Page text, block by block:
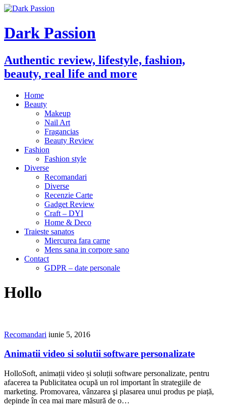
Dark Passion
Authentic review, lifestyle, fashion,
beauty, real life and more
Home
Beauty
Makeup
Nail Art
Fragancias
Beauty Review
Fashion
Fashion style
Diverse
Recomandari
Diverse
Recenzie Carte
Gadget Review
Craft – DYI
Home & Deco
Traieste sanatos
Miercurea fara carne
Mens sana in corpore sano
Contact
GDPR – date personale
Hollo
Recomandari iunie 5, 2016
Animatii video si solutii software personalizate
HolloSoft, animații video și soluții software personalizate, pentru
afacerea ta Publicitatea ocupă un rol important în strategiile de
marketing. Promovarea, vânzarea şi plasarea unui produs pe piață,
depinde în cea mai mare măsură de o…